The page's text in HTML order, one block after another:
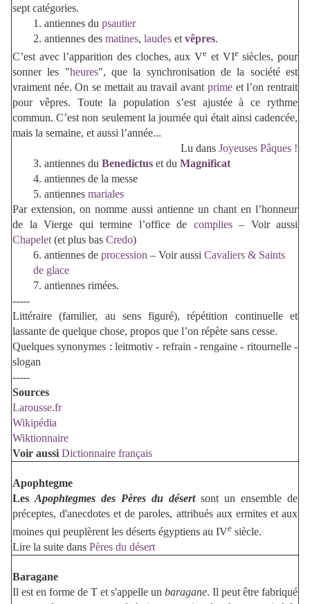
sept catégories.
1. antiennes du psautier
2. antiennes des matines, laudes et vêpres.
C’est avec l’apparition des cloches, aux Ve et VIesiècles, pour
sonner les "heures", que la synchronisation de la société est
vraiment née. On se mettait au travail avant primeet l’on rentrait
pour vêpres. Toute la population s’est ajustée à ce rythme
commun. C’est non seulement la journée qui était ainsi cadencée,
mais la semaine, et aussi l’année...
Lu dans Joyeuses Pâques !
3. antiennes du Benedictus et du Magnificat
4. antiennes de la messe
5. antiennes mariales
Par extension, on nomme aussi antienne un chant en l’honneur
de la Vierge qui termine l’office de complies– Voir aussi
Chapelet (et plus bas Credo)
6. antiennes de procession – Voir aussi Cavaliers & Saints
de glace
7. antiennes rimées.
-----
Littéraire (familier, au sens figuré), répétition continuelle et
lassante de quelque chose, propos que l’on répète sans cesse.
Quelques synonymes : leitmotiv - refrain - rengaine - ritournelle -
slogan
-----
Sources
Larousse.fr
Wikipédia
Wiktionnaire
Voir aussi Dictionnaire français
Apophtegme
Les Apophtegmes des Pères du désertsont un ensemble de
préceptes, d'anecdotes et de paroles, attribués aux ermites et aux
moines qui peuplèrent les déserts égyptiens au IVe siècle.
Lire la suite dans Pères du désert
Baragane
Il est en forme de T et s'appelle un baragane. Il peut être fabriqué